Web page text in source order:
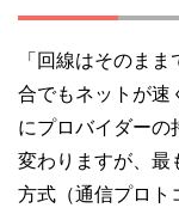
「回線はそのま
合でもネットが速
にプロバイダーの
変わりますが、最
方式（通信プロト